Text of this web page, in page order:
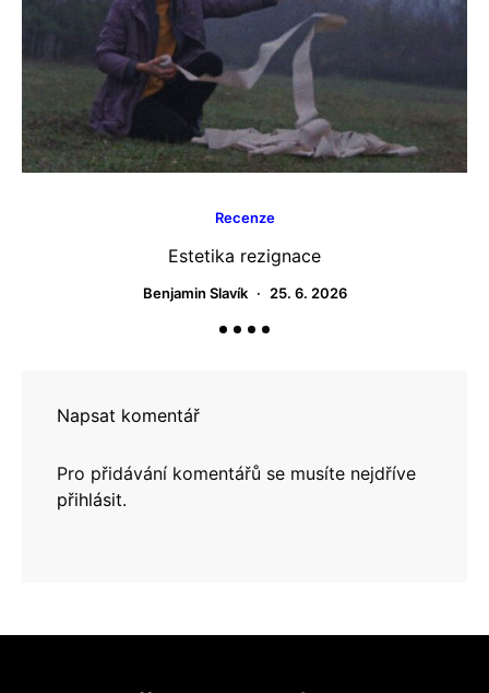
Recenze
Estetika rezignace
Benjamin Slavík 25. 6. 2026
Napsat komentář
Pro přidávání komentářů se musíte nejdříve
přihlásit.